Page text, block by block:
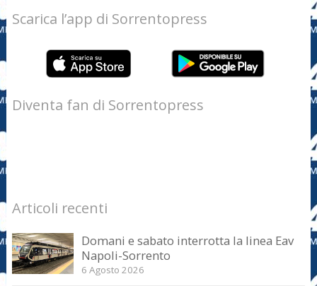
Scarica l’app di Sorrentopress
Diventa fan di Sorrentopress
Articoli recenti
Domani e sabato interrotta la linea Eav
Napoli-Sorrento
6 Agosto 2026